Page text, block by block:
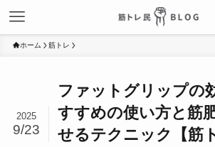
ホーム 筋トレ
ファットグリップの
すすめの使い方と筋
せるテクニック【筋
2025
9/23